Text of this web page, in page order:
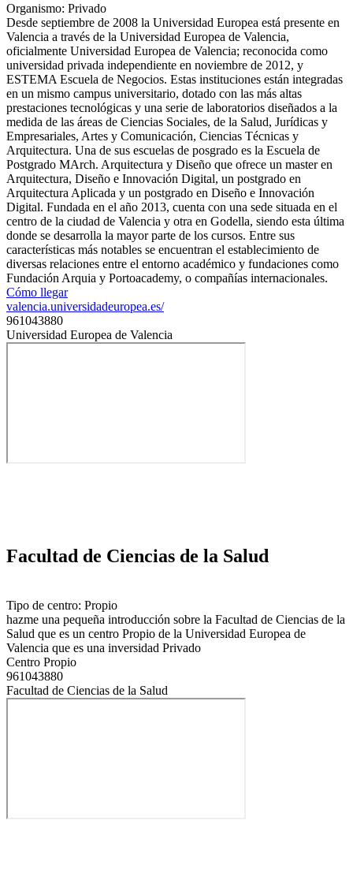
Organismo: Privado
Desde septiembre de 2008 la Universidad Europea está presente en
Valencia a través de la Universidad Europea de Valencia,
oficialmente Universidad Europea de Valencia; reconocida como
universidad privada independiente en noviembre de 2012, y
ESTEMA Escuela de Negocios. Estas instituciones están integradas
en un mismo campus universitario, dotado con las más altas
prestaciones tecnológicas y una serie de laboratorios diseñados a la
medida de las áreas de Ciencias Sociales, de la Salud, Jurídicas y
Empresariales, Artes y Comunicación, Ciencias Técnicas y
Arquitectura. Una de sus escuelas de posgrado es la Escuela de
Postgrado MArch. Arquitectura y Diseño que ofrece un master en
Arquitectura, Diseño e Innovación Digital, un postgrado en
Arquitectura Aplicada y un postgrado en Diseño e Innovación
Digital.​ Fundada en el año 2013, cuenta con una sede situada en el
centro de la ciudad de Valencia y otra en Godella, siendo esta última
donde se desarrolla la mayor parte de los cursos.​ Entre sus
características más notables se encuentran el establecimiento de
diversas relaciones entre el entorno académico y fundaciones como
Fundación Arquia y Portoacademy, o compañías internacionales.
Cómo llegar
valencia.universidadeuropea.es/
961043880
Universidad Europea de Valencia
Facultad de Ciencias de la Salud
Tipo de centro: Propio
hazme una pequeña introducción sobre la Facultad de Ciencias de la
Salud que es un centro Propio de la Universidad Europea de
Valencia que es una inversidad Privado
Centro Propio
961043880
Facultad de Ciencias de la Salud